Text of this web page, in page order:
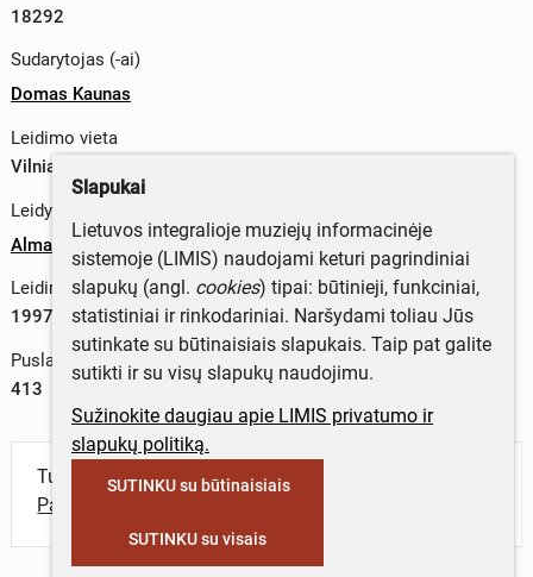
18292
Sudarytojas (-ai)
Domas Kaunas
Leidimo vieta
Vilniaus r. sav., Lietuva
Leidykla
Alma littera
Leidimo metai
1997 m.
Puslapių skaičius
413
Turite daugiau informacijos apie objektą?
Parašykite mums!
Slapukai
Lietuvos integralioje muziejų informacinėje
sistemoje (LIMIS) naudojami keturi pagrindiniai
slapukų (angl. cookies) tipai: būtinieji, funkciniai,
statistiniai ir rinkodariniai. Naršydami toliau Jūs
sutinkate su būtinaisiais slapukais. Taip pat galite
sutikti ir su visų slapukų naudojimu.
Sužinokite daugiau apie LIMIS privatumo ir
slapukų politiką.
SUTINKU su būtinaisiais
SUTINKU su visais